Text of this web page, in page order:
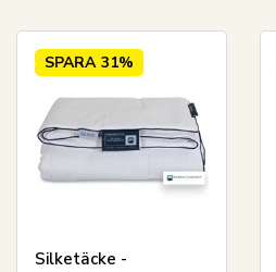
SPARA 31%
Silketäcke -